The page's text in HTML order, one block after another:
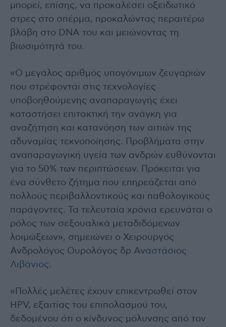
μπορεί, επίσης, να προκαλέσει οξειδωτικό
στρες στο σπέρμα, προκαλώντας περαιτέρω
βλάβη στο DNA του και μειώνοντας τη
βιωσιμότητά του.
«Ο μεγάλος αριθμός υπογόνιμων ζευγαριών
που στρέφονται στις τεχνολογίες
υποβοηθούμενης αναπαραγωγής έχει
καταστήσει επιτακτική την ανάγκη για
αναζήτηση και κατανόηση των αιτιών της
αδυναμίας τεκνοποίησης. Προβλήματα στην
αναπαραγωγική υγεία των ανδρών ευθύνονται
για το 50% των περιπτώσεων. Πρόκειται για
ένα σύνθετο ζήτημα που επηρεάζεται από
πολλούς περιβαλλοντικούς και παθολογικούς
παράγοντες. Τα τελευταία χρόνια ερευνάται ο
ρόλος των σεξουαλικά μεταδιδόμενων
λοιμώξεων», σημειώνει ο Χειρουργός
Ανδρολόγος Ουρολόγος δρ Αναστάσιος
Λιβάνιος.
«Πολλές μελέτες έχουν επικεντρωθεί στον
HPV, εξαιτίας του επιπολασμού του,
δεδομένου ότι ο κίνδυνος μόλυνσης από τον